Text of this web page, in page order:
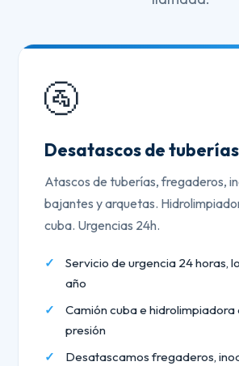
🚰
Desatascos de
Atascos de tuberías, fregaderos,
bajantes y arquetas.
cuba. Urgencias 24h.
Servicio de urgencia 24 horas,
año
Camión cuba e hidrolimpiadora
presión
Desatascamos fregaderos,